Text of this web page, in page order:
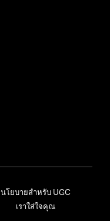
นโยบายสำหรับ UGC
เราใส่ใจคุณ